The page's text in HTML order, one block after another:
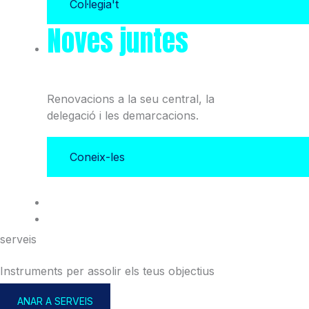
Col·legia't
Noves juntes
Renovacions a la seu central, la
delegació i les demarcacions.
Coneix-les
serveis
Instruments per assolir els teus objectius
ANAR A SERVEIS